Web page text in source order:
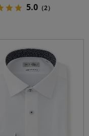
5.0 （2）